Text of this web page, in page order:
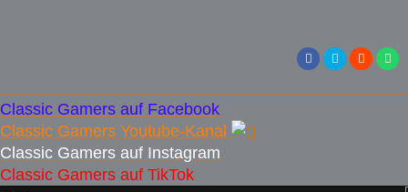
Classic Gamers auf Facebook
Classic Gamers Youtube-Kanal
Classic Gamers auf Instagram
Classic Gamers auf TikTok